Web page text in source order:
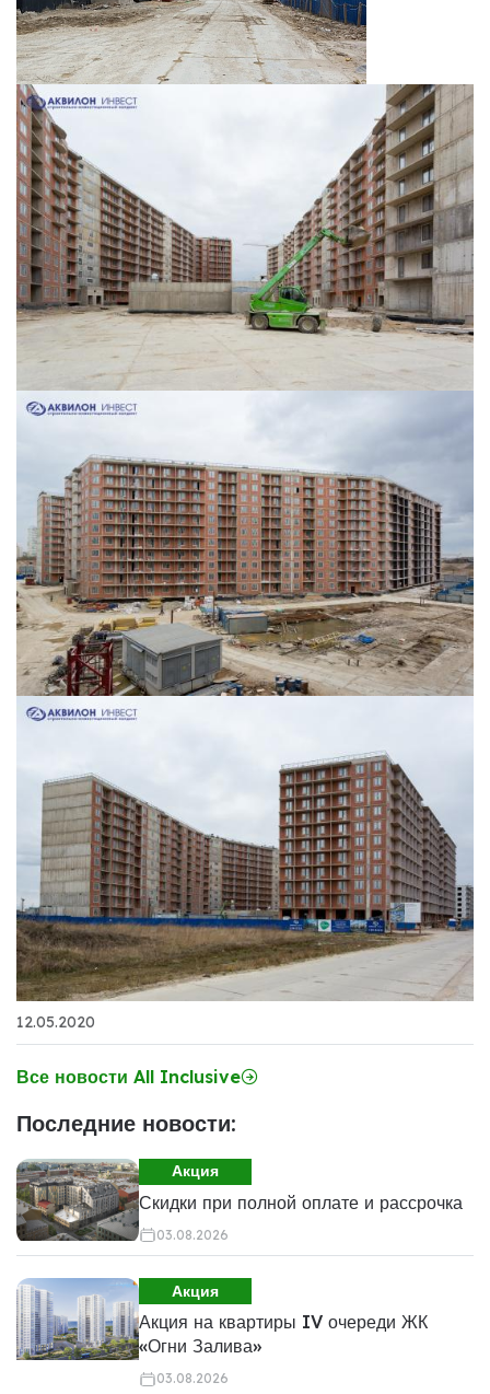
12.05.2020
Все новости All Inclusive
Последние новости:
Акция
Скидки при полной оплате и рассрочка
03.08.2026
Акция
Акция на квартиры IV очереди ЖК
«Огни Залива»
03.08.2026